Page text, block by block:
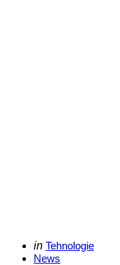
Categories
Posted
in
in Tehnologie
News